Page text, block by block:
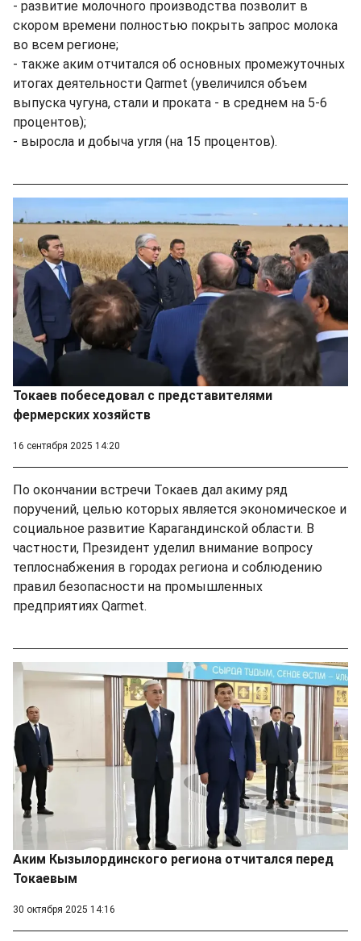
- развитие молочного производства позволит в
скором времени полностью покрыть запрос молока
во всем регионе;
- также аким отчитался об основных промежуточных
итогах деятельности Qarmet (увеличился объем
выпуска чугуна, стали и проката - в среднем на 5-6
процентов);
- выросла и добыча угля (на 15 процентов).
Токаев побеседовал с представителями
фермерских хозяйств
16 сентября 2025 14:20
По окончании встречи Токаев дал акиму ряд
поручений, целью которых является экономическое и
социальное развитие Карагандинской области. В
частности, Президент уделил внимание вопросу
теплоснабжения в городах региона и соблюдению
правил безопасности на промышленных
предприятиях Qarmet.
Аким Кызылординского региона отчитался перед
Токаевым
30 октября 2025 14:16